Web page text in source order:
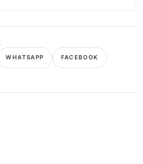
WHATSAPP FACEBOOK